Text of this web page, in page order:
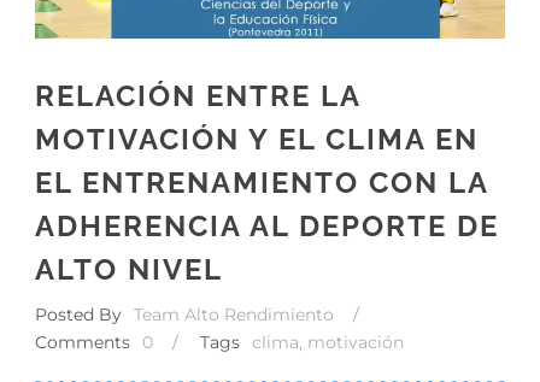
RELACIÓN ENTRE LA
MOTIVACIÓN Y EL CLIMA EN
EL ENTRENAMIENTO CON LA
ADHERENCIA AL DEPORTE DE
ALTO NIVEL
Posted By Team Alto Rendimiento
/
Comments
0 / Tags clima, motivación